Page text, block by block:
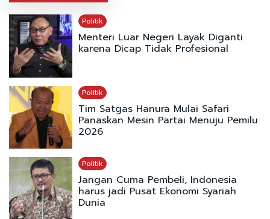
Politik
Menteri Luar Negeri Layak Diganti
karena Dicap Tidak Profesional
Politik
Tim Satgas Hanura Mulai Safari
Panaskan Mesin Partai Menuju Pemilu
2026
Politik
Jangan Cuma Pembeli, Indonesia
harus jadi Pusat Ekonomi Syariah
Dunia